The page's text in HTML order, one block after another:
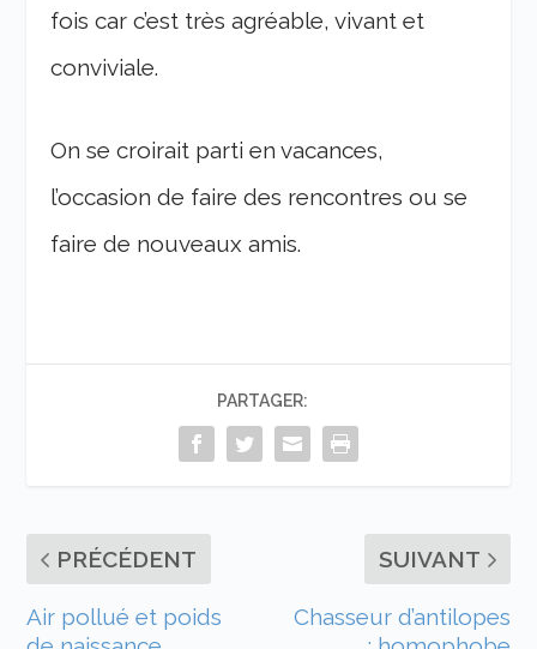
fois car c’est très agréable, vivant et
conviviale.
On se croirait parti en vacances,
l’occasion de faire des rencontres ou se
faire de nouveaux amis.
PARTAGER:
PRÉCÉDENT
Air pollué et poids
SUIVANT
Chasseur d’antilopes